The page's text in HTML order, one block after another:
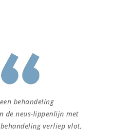
behandeling
de neus-lippenlijn met
verliep vlot,